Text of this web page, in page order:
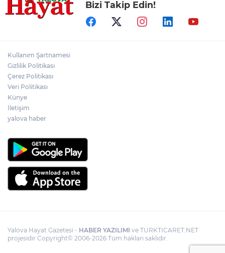
Bizi Takip Edin!
Kullanım Şartnamesi
Gizlilik Politikası
Çerez Politikası
Veri Politikası
Künye
İletişim
yalova haber
Yalova Hayat Gazetesi - HABER YAZILIMI ve TURKTICARET.NET
projesidir Copyright© 2006-2026 Tüm hakları saklıdır.